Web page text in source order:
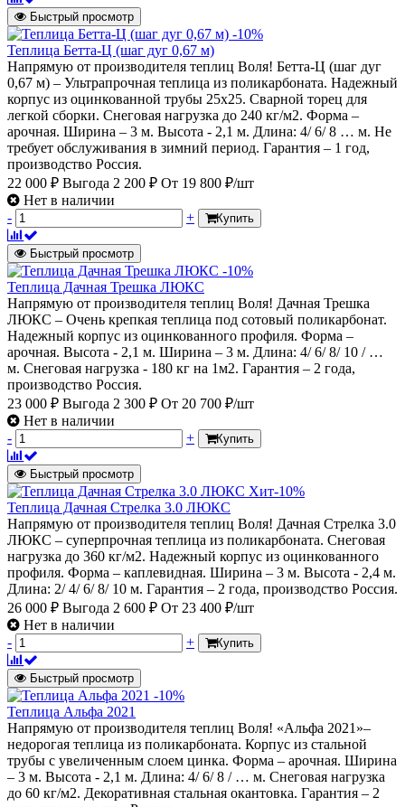
Быстрый просмотр
-10%
Теплица Бетта-Ц (шаг дуг 0,67 м)
Напрямую от производителя теплиц Воля! Бетта-Ц (шаг дуг
0,67 м) – Ультрапрочная теплица из поликарбоната. Надежный
корпус из оцинкованной трубы 25х25. Сварной торец для
легкой сборки. Снеговая нагрузка до 240 кг/м2. Форма –
арочная. Ширина – 3 м. Высота - 2,1 м. Длина: 4/ 6/ 8 … м. Не
требует обслуживания в зимний период. Гарантия – 1 год,
производство Россия.
22 000 ₽ Выгода 2 200 ₽ От 19 800 ₽/шт
Нет в наличии
-
+ Купить
Быстрый просмотр
-10%
Теплица Дачная Трешка ЛЮКС
Напрямую от производителя теплиц Воля! Дачная Трешка
ЛЮКС – Очень крепкая теплица под сотовый поликарбонат.
Надежный корпус из оцинкованного профиля. Форма –
арочная. Высота - 2,1 м. Ширина – 3 м. Длина: 4/ 6/ 8/ 10 / …
м. Снеговая нагрузка - 180 кг на 1м2. Гарантия – 2 года,
производство Россия.
23 000 ₽ Выгода 2 300 ₽ От 20 700 ₽/шт
Нет в наличии
-
+ Купить
Быстрый просмотр
Хит-10%
Теплица Дачная Стрелка 3.0 ЛЮКС
Напрямую от производителя теплиц Воля! Дачная Стрелка 3.0
ЛЮКС – суперпрочная теплица из поликарбоната. Снеговая
нагрузка до 360 кг/м2. Надежный корпус из оцинкованного
профиля. Форма – каплевидная. Ширина – 3 м. Высота - 2,4 м.
Длина: 2/ 4/ 6/ 8/ 10 м. Гарантия – 2 года, производство Россия.
26 000 ₽ Выгода 2 600 ₽ От 23 400 ₽/шт
Нет в наличии
-
+ Купить
Быстрый просмотр
-10%
Теплица Альфа 2021
Напрямую от производителя теплиц Воля! «Альфа 2021»–
недорогая теплица из поликарбоната. Корпус из стальной
трубы с увеличенным слоем цинка. Форма – арочная. Ширина
– 3 м. Высота - 2,1 м. Длина: 4/ 6/ 8 / … м. Снеговая нагрузка
до 60 кг/м2. Декоративная стальная окантовка. Гарантия – 2